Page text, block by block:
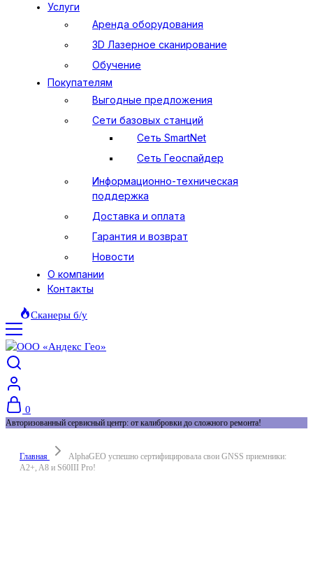
Услуги
Аренда оборудования
3D Лазерное сканирование
Обучение
Покупателям
Выгодные предложения
Сети базовых станций
Сеть SmartNet
Сеть Геоспайдер
Информационно-техническая
поддержка
Доставка и оплата
Гарантия и возврат
Новости
О компании
Контакты
Сканеры б/у
0
Авторизованный сервисный центр: от калибровки до сложного ремонта!
Главная
AlphaGEO успешно сертифицировала свои GNSS приемники:
A2+, A8 и S60III Pro!